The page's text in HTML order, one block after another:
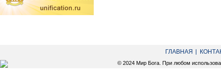
ГЛАВНАЯ
© 2024 Мир Бога. При любом